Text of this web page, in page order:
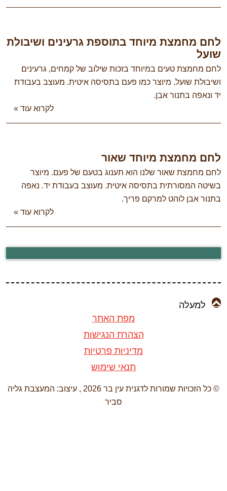
מחמצת מיוחד בתוספת גרעינים ושיבולת
מחמצת טעים במיוחד בזכות שילוב של קמחים, גרעינים
שועל. מיוצר כמו פעם בתסיסה איטית. מעוצב בעבודת
ונאפה בתנור אבן.
לקרוא עוד »
מחמצת מיוחד שאור
מחמצת שאור שלנו הוא תענוג בטעם של פעם. מיוצר
המסורתית בתסיסה איטית. מעוצב בעבודת יד. נאפה
אבן לוהט למרקם פריך.
לקרוא עוד »
למעלה
מפת האתר
הצהרת הנגישות
מדיניות פרטיות
תנאי שימוש
© כל הזכויות שמורות לדגנית עין בר 2026 , עיצוב: המעצבת גליה
סביר